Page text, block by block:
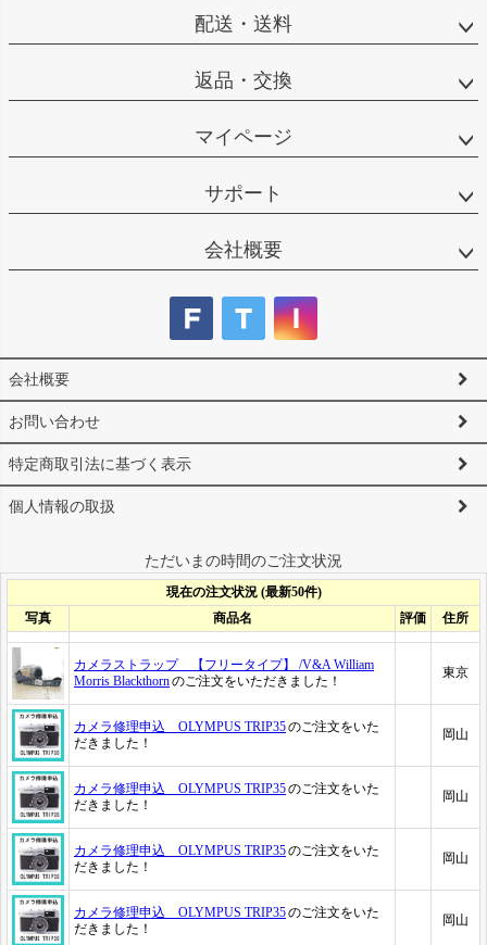
配送・送料
返品・交換
マイページ
サポート
会社概要
会社概要
お問い合わせ
特定商取引法に基づく表示
個人情報の取扱
ただいまの時間のご注文状況